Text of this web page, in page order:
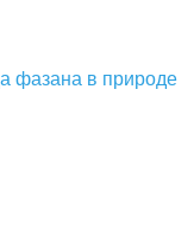
фазана в природе